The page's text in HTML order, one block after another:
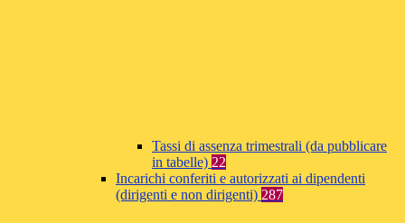
Tassi di assenza trimestrali (da pubblicare
in tabelle) 22
Incarichi conferiti e autorizzati ai dipendenti
(dirigenti e non dirigenti) 287